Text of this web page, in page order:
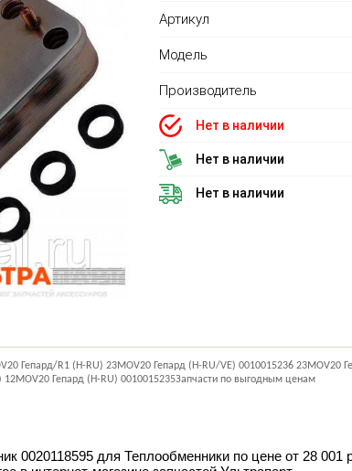
Артикул
Модель
Производитель
Нет в наличии
Нет в наличии
Нет в наличии
Гепард/R1 (H-RU) 23MOV20 Гепард (H-RU/VE) 0010015236
Гепард (H-RU) 0010015235Запчасти по выгодным ценам
0020118595 для Теплообменники по цене от 28